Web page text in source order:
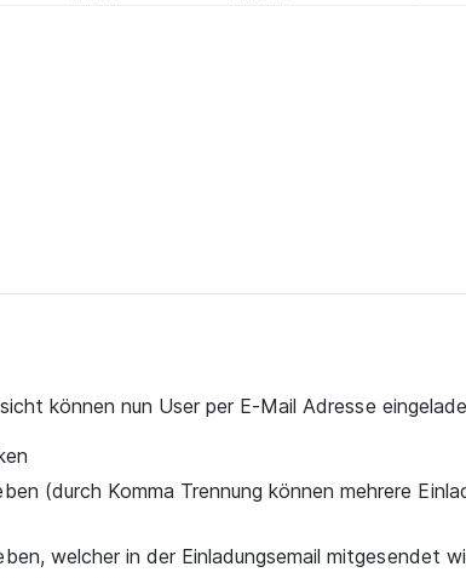
können nun User per E-Mail Adresse
(durch Komma Trennung können mehrere
welcher in der Einladungsemail mitgesendet